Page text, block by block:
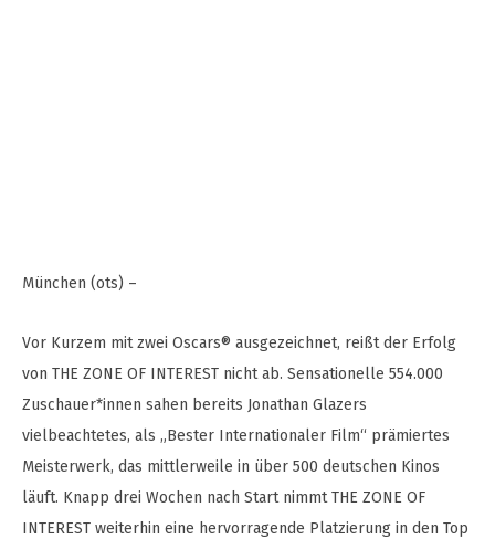
München (ots) –
Vor Kurzem mit zwei Oscars® ausgezeichnet, reißt der Erfolg
von THE ZONE OF INTEREST nicht ab. Sensationelle 554.000
Zuschauer*innen sahen bereits Jonathan Glazers
vielbeachtetes, als „Bester Internationaler Film“ prämiertes
Meisterwerk, das mittlerweile in über 500 deutschen Kinos
läuft. Knapp drei Wochen nach Start nimmt THE ZONE OF
INTEREST weiterhin eine hervorragende Platzierung in den Top